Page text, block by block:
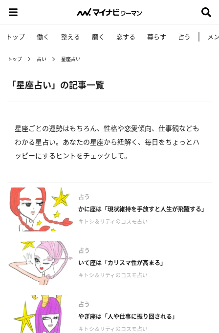
トップ 働く 整える 磨く 恋する 暮らす 占う メ
トップ 占い 星座占い
「星座占い」の記事一覧
星座ごとの運勢はもちろん、性格や恋愛傾向、仕事観なども
わかる星占い。あなたの星座から紐解く、毎日をちょっとハ
ッピーにするヒントをチェックして。
占う
かに座は「現状維持を手放すと人生が飛躍する」
＃トシ＆リティのコスモ占い
占う
いて座は「カリスマ性が高まる」
＃トシ＆リティのコスモ占い
占う
やぎ座は「人や仕事に振り回される」
＃トシ＆リティのコスモ占い